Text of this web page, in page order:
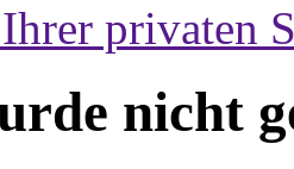
privaten
nicht